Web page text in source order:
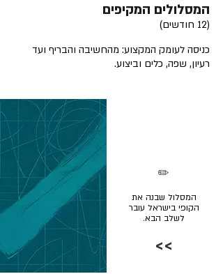
המסלולים המקיפים
(12 חודשים)
כניסה לעומק המקצוע: מהחשיבה והבריף ועד
רעיון, שפה, כלים וביצוע.
המסלול שבנה את
הקופי בישראל עובר
לשלב הבא.
✏️
>>